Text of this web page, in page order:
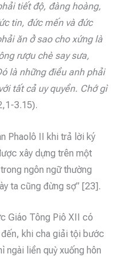
tiết độ, đàng hoàng,
tin, đức mến và đức
ăn ở sao cho xứng là
rượu chè say sưa,
là những điều anh phải
tất cả uy quyền. Chớ gì
3.15).
Phaolô II khi trả lời ký
xây dựng trên một
ngôn ngữ thường
ta cũng đừng sợ” [23].
Giáo Tông Piô XII có
khi cha giải tội bước
ngài liền quỳ xuống hôn